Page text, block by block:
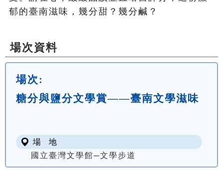
場次資料
場次:
糖分與鹽分文學賞——臺南文學滋味
場 地
國立臺灣文學館─文學步道